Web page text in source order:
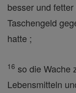
besser und
Taschengeld
hatte ;
16 so die Wache
Lebensmitteln